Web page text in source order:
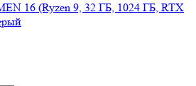
16 (Ryzen 9, 32 ГБ, 1024 ГБ, RTX